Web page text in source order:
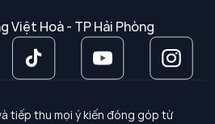
Việt Hoà - TP Hải Phòng
tiếp thu mọi ý kiến đóng góp từ